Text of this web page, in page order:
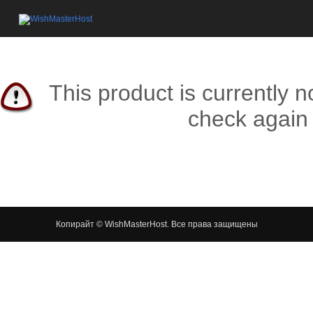
This product is currently
check
Копирайт © WishMasterHost. Все права защищены